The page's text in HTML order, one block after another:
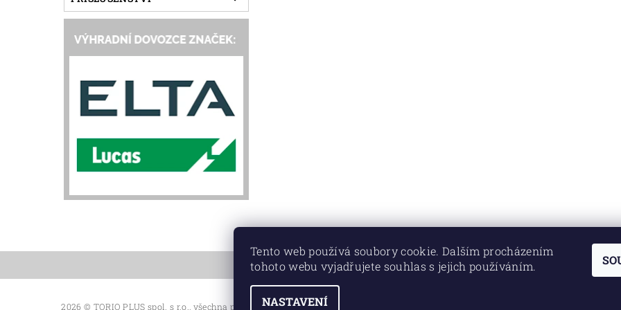
2026 © TORIO PLUS spol. s r.o., všechna práva vyhrazena
Tento web používá soubory cookie. Dalším procházením
tohoto webu vyjadřujete souhlas s jejich používáním.
NASTAVENÍ